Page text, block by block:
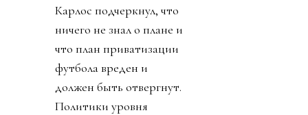
Карлос подчеркнул, что
ничего не знал о плане и
что план приватизации
футбола вреден и
должен быть отвергнут.
Политики уровня